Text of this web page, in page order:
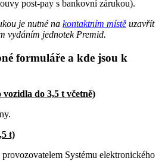
post-pay s bankovní zárukou).
je nutné na kontaktním místě uzavřít
vydáním jednotek Premid.
formuláře a kde jsou k
do 3,5 t včetně)
t)
Systému elektronického